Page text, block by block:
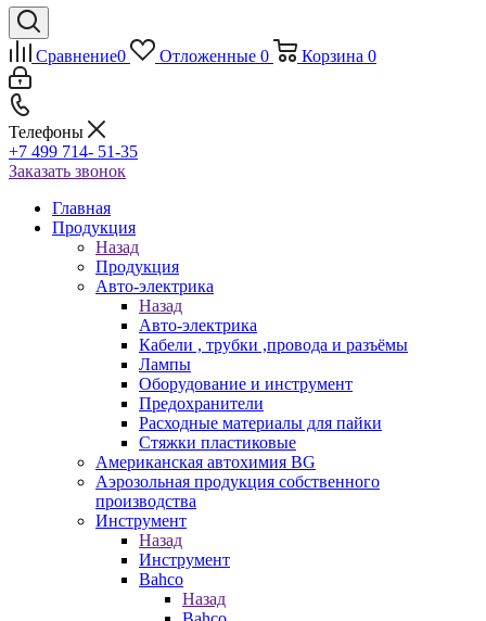
Сравнение0 Отложенные 0 Корзина 0
Телефоны
+7 499 714- 51-35
Заказать звонок
Главная
Продукция
Назад
Продукция
Авто-электрика
Назад
Авто-электрика
Кабели , трубки ,провода и разъёмы
Лампы
Оборудование и инструмент
Предохранители
Расходные материалы для пайки
Стяжки пластиковые
Американская автохимия BG
Аэрозольная продукция собственного
производства
Инструмент
Назад
Инструмент
Bahco
Назад